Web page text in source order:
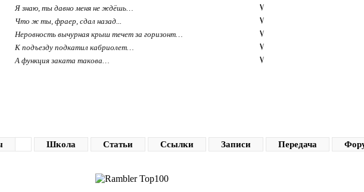
Я знаю, ты давно меня не ждёшь…
Что ж ты, фраер, сдал назад...
Неровность вычурная крыш течет за горизонт…
К подъезду подкатил кабриолет…
А функция заката такова…
Школа Статьи Ссылки Записи Передача